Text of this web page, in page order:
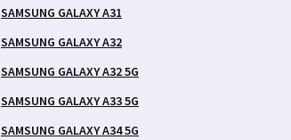
SAMSUNG GALAXY A31
SAMSUNG GALAXY A32
SAMSUNG GALAXY A32 5G
SAMSUNG GALAXY A33 5G
SAMSUNG GALAXY A34 5G